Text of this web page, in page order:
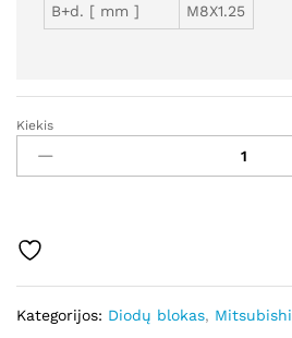
B+d. [ mm ]
M8X1.25
GDB230643
Autostarteris
Kiekis
Kategorijos: Diodų blokas, Mitsubishi